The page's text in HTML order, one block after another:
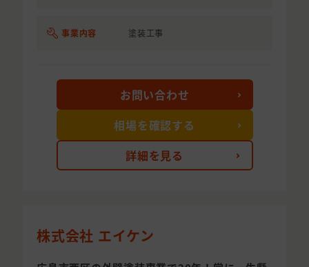
事業内容 塗装工事
詳細を見る
お問い合わせ
相場を確認する
株式会社 エイケン